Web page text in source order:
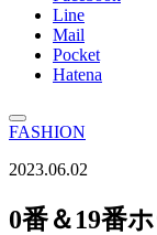
Line
Mail
Pocket
Hatena
FASHION
2023.06.02
0番＆19番